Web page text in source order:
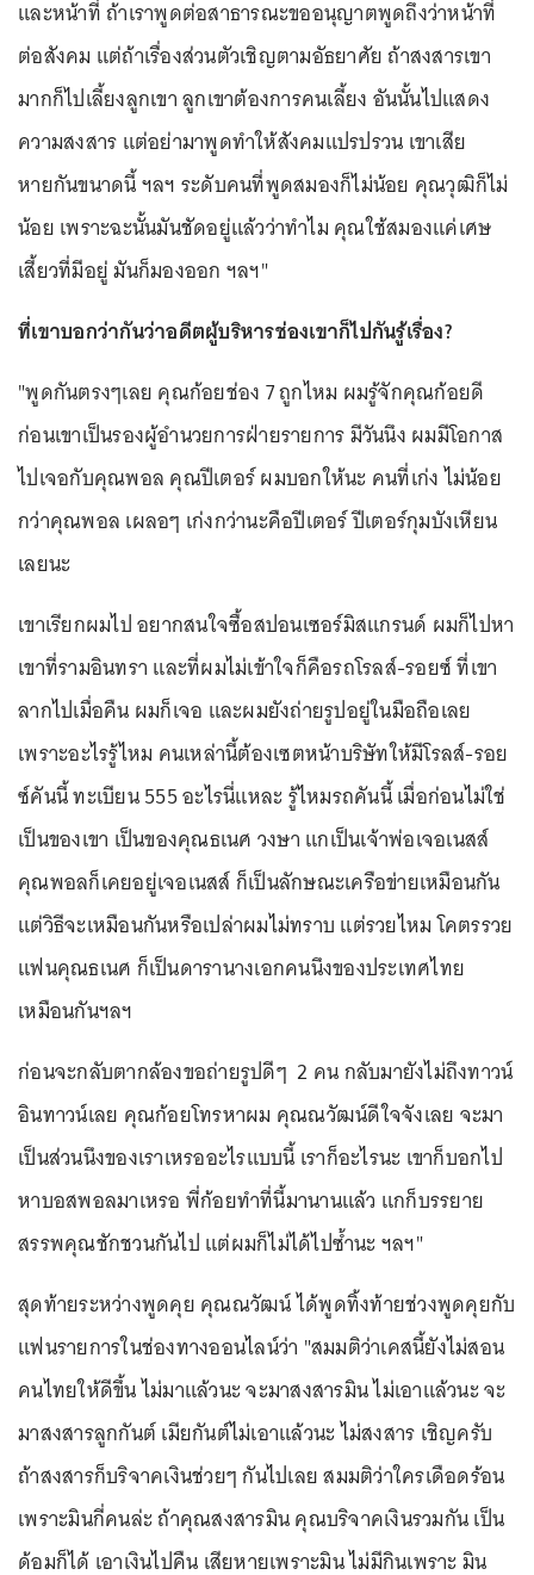
และหน้าที่ ถ้าเราพูดต่อสาธารณะขออนุญาตพูดถึงว่าหน้าที่
ต่อสังคม แต่ถ้าเรื่องส่วนตัวเชิญตามอัธยาศัย ถ้าสงสารเขา
มากก็ไปเลี้ยงลูกเขา ลูกเขาต้องการคนเลี้ยง อันนั้นไปแสดง
ความสงสาร แต่อย่ามาพูดทำให้สังคมแปรปรวน เขาเสีย
หายกันขนาดนี้ ฯลฯ ระดับคนที่พูดสมองก็ไม่น้อย คุณวุฒิก็ไม่
น้อย เพราะฉะนั้นมันชัดอยู่แล้วว่าทำไม คุณใช้สมองแค่เศษ
เสี้ยวที่มีอยู่ มันก็มองออก ฯลฯ"
ที่เขาบอกว่ากันว่าอดีตผู้บริหารช่องเขาก็ไปกันรู้เรื่อง?
"พูดกันตรงๆเลย คุณก้อยช่อง 7 ถูกไหม ผมรู้จักคุณก้อยดี
ก่อนเขาเป็นรองผู้อำนวยการฝ่ายรายการ มีวันนึง ผมมีโอกาส
ไปเจอกับคุณพอล คุณปีเตอร์ ผมบอกให้นะ คนที่เก่ง ไม่น้อย
กว่าคุณพอล เผลอๆ เก่งกว่านะคือปีเตอร์ ปีเตอร์กุมบังเหียน
เลยนะ
เขาเรียกผมไป อยากสนใจซื้อสปอนเซอร์มิสแกรนด์ ผมก็ไปหา
เขาที่รามอินทรา และที่ผมไม่เข้าใจก็คือรถโรลส์-รอยซ์ ที่เขา
ลากไปเมื่อคืน ผมก็เจอ และผมยังถ่ายรูปอยู่ในมือถือเลย
เพราะอะไรรู้ไหม คนเหล่านี้ต้องเซตหน้าบริษัทให้มีโรลส์-รอย
ซ์คันนี้ ทะเบียน 555 อะไรนี่แหละ รู้ไหมรถคันนี้ เมื่อก่อนไม่ใช่
เป็นของเขา เป็นของคุณธเนศ วงษา แกเป็นเจ้าพ่อเจอเนสส์
คุณพอลก็เคยอยู่เจอเนสส์ ก็เป็นลักษณะเครือข่ายเหมือนกัน
แต่วิธีจะเหมือนกันหรือเปล่าผมไม่ทราบ แต่รวยไหม โคตรรวย
แฟนคุณธเนศ ก็เป็นดารานางเอกคนนึงของประเทศไทย
เหมือนกันฯลฯ
ก่อนจะกลับตากล้องขอถ่ายรูปดีๆ 2 คน กลับมายังไม่ถึงทาวน์
อินทาวน์เลย คุณก้อยโทรหาผม คุณณวัฒน์ดีใจจังเลย จะมา
เป็นส่วนนึงของเราเหรออะไรแบบนี้ เราก็อะไรนะ เขาก็บอกไป
หาบอสพอลมาเหรอ พี่ก้อยทำที่นี้มานานแล้ว แกก็บรรยาย
สรรพคุณชักชวนกันไป แต่ผมก็ไม่ได้ไปซ้ำนะ ฯลฯ"
สุดท้ายระหว่างพูดคุย คุณณวัฒน์ ได้พูดทิ้งท้ายช่วงพูดคุยกับ
แฟนรายการในช่องทางออนไลน์ว่า "สมมติว่าเคสนี้ยังไม่สอน
คนไทยให้ดีขึ้น ไม่มาแล้วนะ จะมาสงสารมิน ไม่เอาแล้วนะ จะ
มาสงสารลูกกันต์ เมียกันต์ไม่เอาแล้วนะ ไม่สงสาร เชิญครับ
ถ้าสงสารก็บริจาคเงินช่วยๆ กันไปเลย สมมติว่าใครเดือดร้อน
เพราะมินกี่คนล่ะ ถ้าคุณสงสารมิน คุณบริจาคเงินรวมกัน เป็น
ด้อมก็ได้ เอาเงินไปคืน เสียหายเพราะมิน ไม่มีกินเพราะ มิน